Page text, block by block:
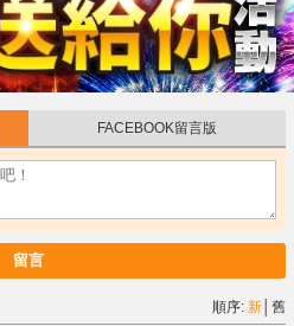
FACEBOOK留言版
留言
順序:新 │舊